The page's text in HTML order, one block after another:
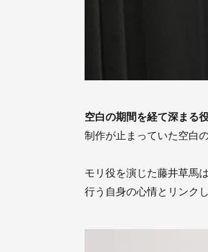
空白の期間を経て深まる
制作が止まっていた空白
モリ役を演じた藤井草馬
行う自身の心情とリンク